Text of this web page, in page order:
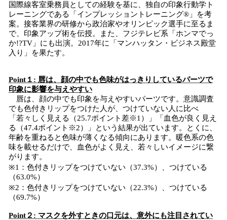
国際線客室乗務員としての経験を基に、独自の印象行動学ト
レーニングである「インプレッショントレーニング®」を考
案。接客業界の研修から政治家やオリンピック選手に至るま
で、印象アップ術を伝授。また、フジテレビ系「ホンマでっ
か!?TV」にも出演。2017年に「マンハッタン・ビジネス殿堂
入り」を果たす。
Point１: 唇は、顔の中でも色味がはっきりしているパーツで
印象に影響を与えやすい
唇は、顔の中でも印象を与えやすいパーツです。意識調査
でも色付きリップをつけた人が、つけていない人に比べ
「若々しく見える（25.7ポイント差※1）」「血色が良く見え
る（47.4ポイント※2）」という結果が出ています。とくに、
年齢を重ねると色味が薄くなる傾向にあります。暖色系の色
味を載せるだけで、血色がよく見え、若々しいイメージに繋
がります。
※1：色付きリップをつけていない（37.3%）、つけている
（63.0%）
※2：色付きリップをつけていない（22.3%）、つけている
（69.7%）
Point２: マスクを外すときの口元は、意外にも注目されてい